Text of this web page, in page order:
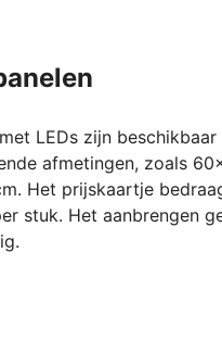
LEDs zijn beschikbaar
afmetingen, zoals
Het prijskaartje
stuk. Het aanbrengen